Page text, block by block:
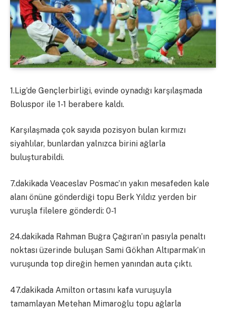
1.Lig’de Gençlerbirliği, evinde oynadığı karşılaşmada
Boluspor ile 1-1 berabere kaldı.
Karşılaşmada çok sayıda pozisyon bulan kırmızı
siyahlılar, bunlardan yalnızca birini ağlarla
buluşturabildi.
7.dakikada Veaceslav Posmac’ın yakın mesafeden kale
alanı önüne gönderdiği topu Berk Yıldız yerden bir
vuruşla filelere gönderdi: 0-1
24.dakikada Rahman Buğra Çağıran’ın pasıyla penaltı
noktası üzerinde buluşan Sami Gökhan Altıparmak’ın
vuruşunda top direğin hemen yanından auta çıktı.
47.dakikada Amilton ortasını kafa vuruşuyla
tamamlayan Metehan Mimaroğlu topu ağlarla